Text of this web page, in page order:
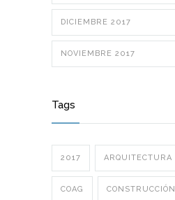
DICIEMBRE 2017
NOVIEMBRE 2017
Tags
2017 ARQUITECTURA
COAG CONSTRUCCIÓN